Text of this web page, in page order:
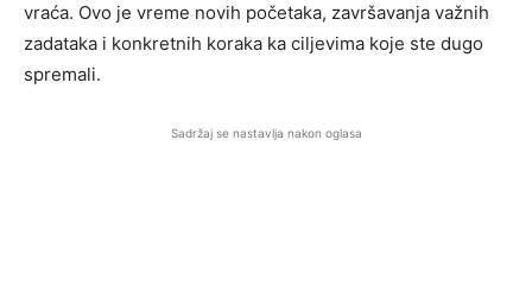
vraća. Ovo je vreme novih početaka, završavanja važnih
zadataka i konkretnih koraka ka ciljevima koje ste dugo
spremali.
Sadržaj se nastavlja nakon oglasa